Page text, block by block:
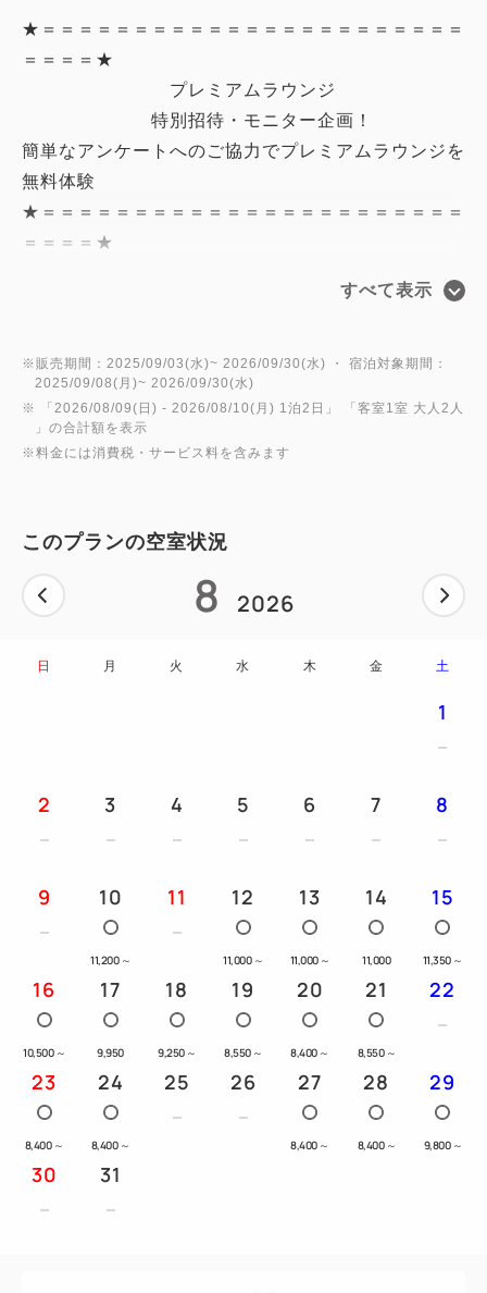
★＝＝＝＝＝＝＝＝＝＝＝＝＝＝＝＝＝＝＝＝＝＝＝
＝＝＝＝★
プレミアムラウンジ
特別招待・モニター企画！
簡単なアンケートへのご協力でプレミアムラウンジを
無料体験
★＝＝＝＝＝＝＝＝＝＝＝＝＝＝＝＝＝＝＝＝＝＝＝
＝＝＝＝★
■プレミアムラウンジ【茶論-さろん- 憩】■
すひととき。
通常は上位客室のお客様のみが許される「隠れ家」
を、
今だけ特別にご体験いただけます。
夜は京都らしいおばんざいとお酒で、ゆったりと更け
ゆく夜を。
目の前に広がる伝統美と、セルフサービスで自由に楽
日常を忘れさせる“極上の都時間”を演出します。
ったり
■【寺町商店街内】に位置し、雨に濡れずに観光でき
ます♪
■地下鉄「京都市役所前駅」徒歩4分・京阪「三条
駅」徒歩8分・市バス駅も充実！
すべて表示
※販売期間：2025/09/03(水)~ 2026/09/30(水) ・ 宿泊対象期間：
2025/09/08(月)~ 2026/09/30(水)
※ 「 2026/08/09(日) - 2026/08/10(月) 1泊2日 」 「客室1室 大人2人
」の合計額を表示
※料金には消費税・サービス料を含みます
このプランの空室状況
8 2026
日 月 火 水 木 金 土
1
2 3 4 5 6 7 8
9 10
11,200 ～
11 12
11,000 ～
13
11,000 ～
14
11,000
15
11,350 ～
16
10,500 ～
17
9,950
18
9,250 ～
19
8,550 ～
20
8,400 ～
21
8,550 ～
22
23
8,400 ～
24
8,400 ～
25 26 27
8,400 ～
28
8,400 ～
29
9,800 ～
30 31